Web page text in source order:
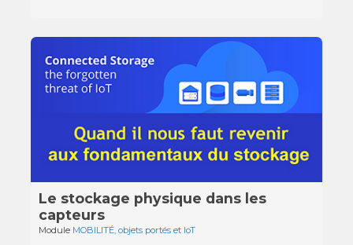
Le stockage physique dans les
capteurs
Module MOBILITÉ, objets portés et IoT